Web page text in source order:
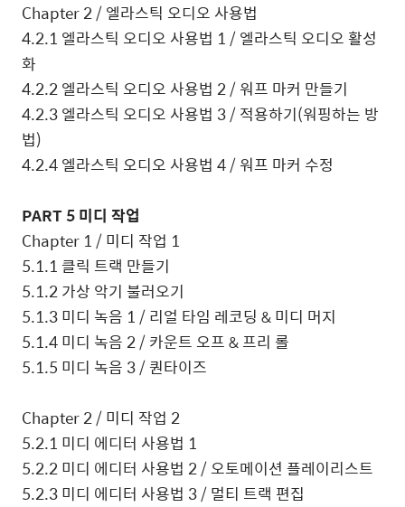
Chapter 2 /엘라스틱 오디오 사용법
4.2.1 엘라스틱 오디오 사용법 1 /엘라스틱 오디오 활성
화
4.2.2엘라스틱 오디오 사용법 2 /워프 마커 만들기
4.2.3엘라스틱 오디오 사용법 3 /적용하기(워핑하는 방
법)
4.2.4엘라스틱 오디오 사용법 4 /워프 마커 수정
PART 5미디 작업
Chapter 1 /미디 작업 1
5.1.1 클릭 트랙 만들기
5.1.2가상 악기 불러오기
5.1.3미디 녹음 1 /리얼 타임 레코딩 &미디 머지
5.1.4미디 녹음 2 /카운트 오프&프리 롤
5.1.5 미디 녹음 3 /퀀타이즈
Chapter 2 /미디 작업 2
5.2.1 미디 에디터 사용법 1
5.2.2미디 에디터 사용법 2 /오토메이션 플레이리스트
5.2.3미디 에디터 사용법 3 /멀티 트랙 편집